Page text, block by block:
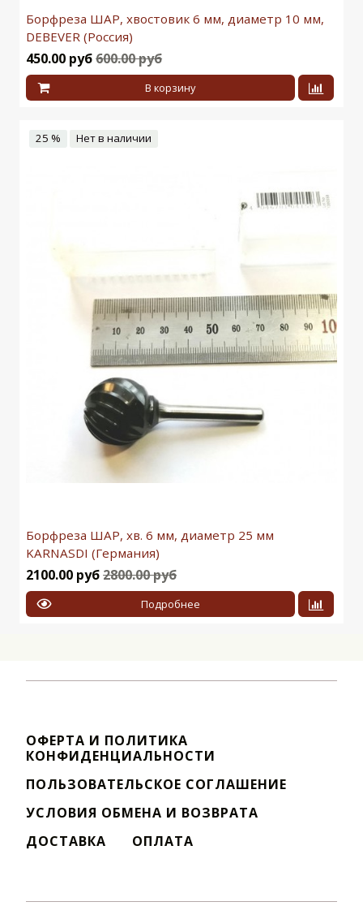
Борфреза ШАР, хвостовик 6 мм, диаметр 10 мм,
DEBEVER (Россия)
450.00 руб600.00 руб
В корзину
25 % Нет в наличии
Борфреза ШАР, хв. 6 мм, диаметр 25 мм
KARNASDI (Германия)
2100.00 руб2800.00 руб
Подробнее
ОФЕРТА И ПОЛИТИКА
КОНФИДЕНЦИАЛЬНОСТИ
ПОЛЬЗОВАТЕЛЬСКОЕ СОГЛАШЕНИЕ
УСЛОВИЯ ОБМЕНА И ВОЗВРАТА
ДОСТАВКА
ОПЛАТА